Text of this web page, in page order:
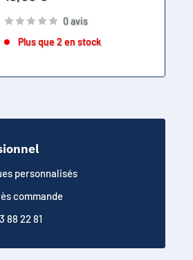
réduit
0 avis
Plus que 2 en stock
personnalisés
commande
88 22 81